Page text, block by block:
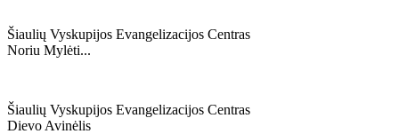
Šiaulių Vyskupijos Evangelizacijos Centras
Noriu Mylėti...
Šiaulių Vyskupijos Evangelizacijos Centras
Dievo Avinėlis